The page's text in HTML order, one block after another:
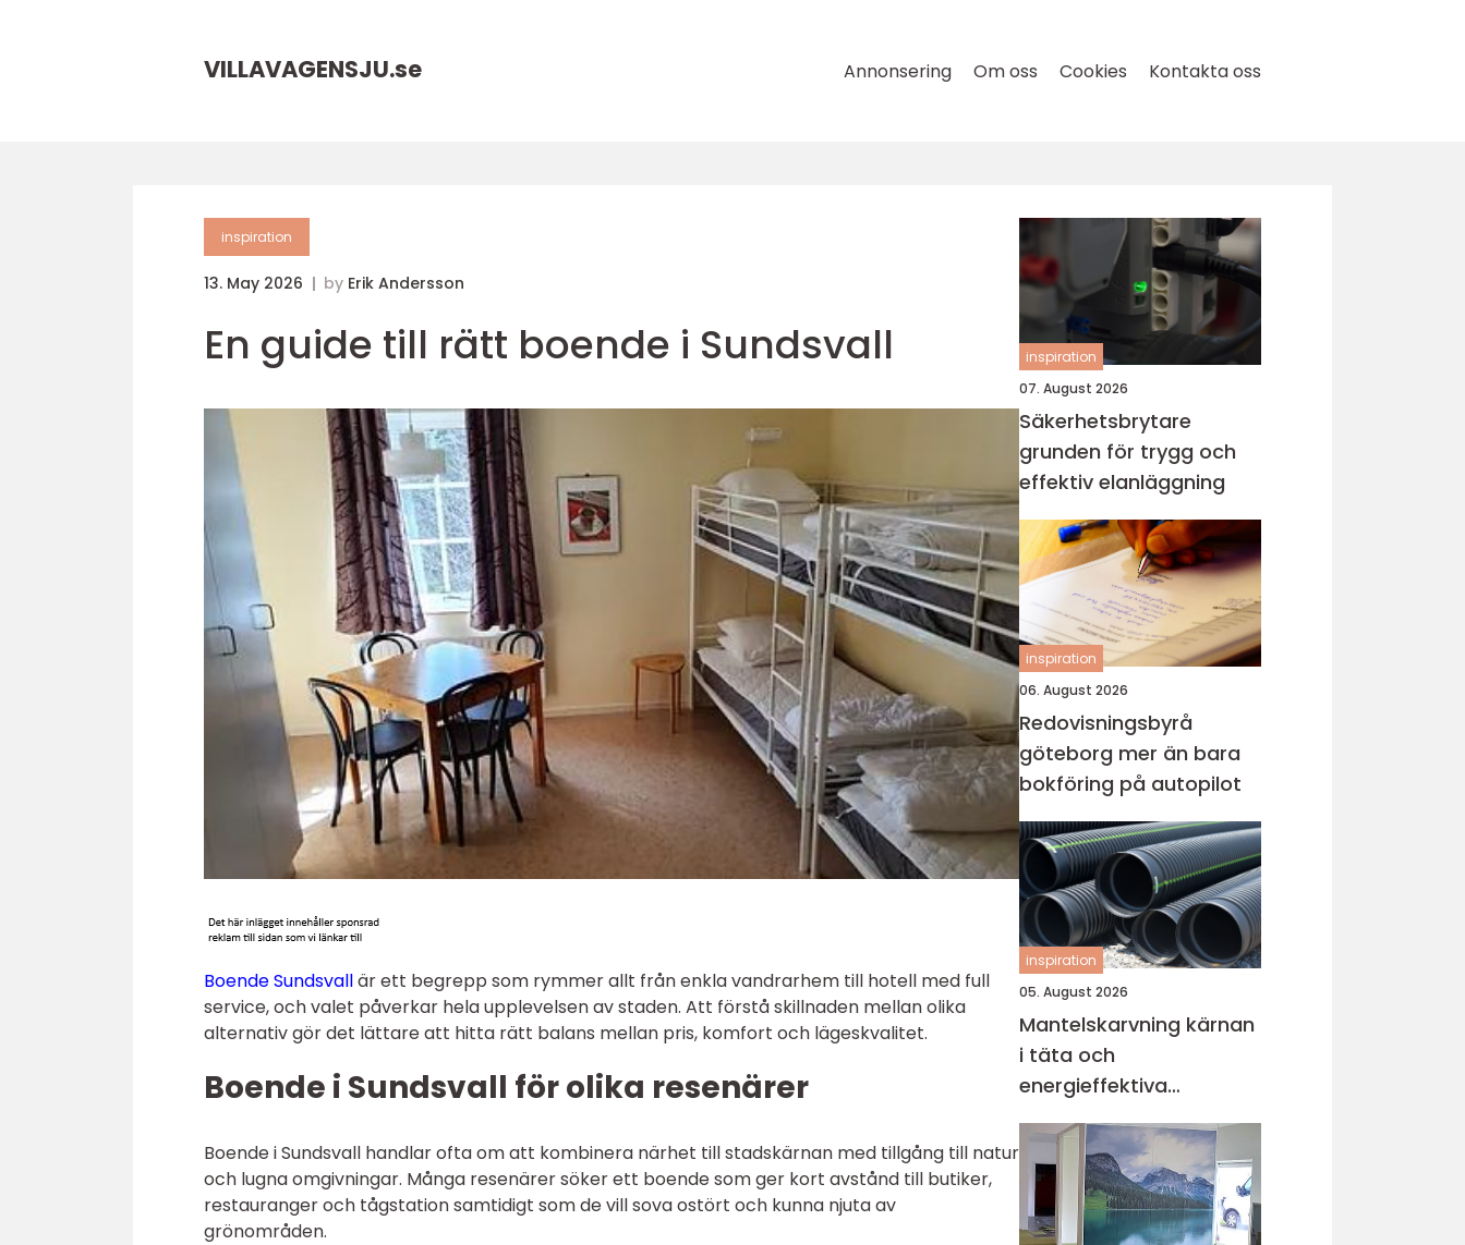
VILLAVAGENSJU.se Annonsering Om oss Cookies Kontakta oss
inspiration
13. May 2026 by Erik Andersson
En guide till rätt boende i Sundsvall
Boende Sundsvallär ett begrepp som rymmer allt från enkla vandrarhem till hotell med full
service, och valet påverkar hela upplevelsen av staden. Att förstå skillnaden mellan olika
alternativ gör det lättare att hitta rätt balans mellan pris, komfort och lägeskvalitet.
Boende i Sundsvall för olika resenärer
Boende i Sundsvall handlar ofta om att kombinera närhet till stadskärnan med tillgång till natur
och lugna omgivningar. Många resenärer söker ett boende som ger kort avstånd till butiker,
restauranger och tågstation samtidigt som de vill sova ostört och kunna njuta av
grönområden.
inspiration
07. August 2026
Säkerhetsbrytare
grunden för trygg och
effektiv elanläggning
inspiration
06. August 2026
Redovisningsbyrå
göteborg mer än bara
bokföring på autopilot
inspiration
05. August 2026
Mantelskarvning kärnan
i täta och
energieffektiva
kulvertrör